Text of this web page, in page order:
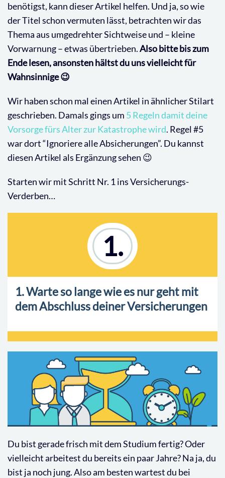
benötigst, kann dieser Artikel helfen. Und ja, so wie
der Titel schon vermuten lässt, betrachten wir das
Thema aus umgedrehter Sichtweise und – kleine
Vorwarnung – etwas übertrieben.Also bitte bis zum
Ende lesen, ansonsten hältst du uns vielleicht für
Wahnsinnige 😉
Wir haben schon mal einen Artikel in ähnlicher Stilart
geschrieben. Damals gings um 5 Regeln damit deine
Vorsorge fürs Alter zur Katastrophe wird. Regel #5
war dort “Ignoriere alle Absicherungen”. Du kannst
diesen Artikel als Ergänzung sehen 😉
Starten wir mit Schritt Nr. 1 ins Versicherungs-
Verderben…
1.
1. Warte so lange wie es nur geht mit
dem Abschluss deiner Versicherungen
Du bist gerade frisch mit dem Studium fertig? Oder
vielleicht arbeitest du bereits ein paar Jahre? Na ja, du
bist ja noch jung. Also am besten wartest du bei